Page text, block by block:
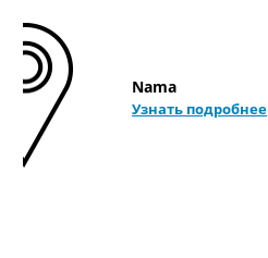
Nama
Узнать подробнее